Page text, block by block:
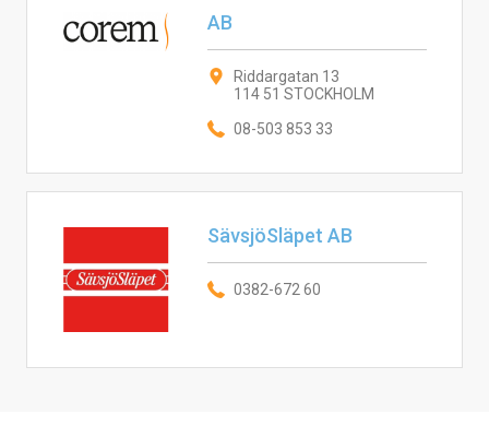
AB
Riddargatan 13
114 51 STOCKHOLM
08-503 853 33
SävsjöSläpet AB
0382-672 60